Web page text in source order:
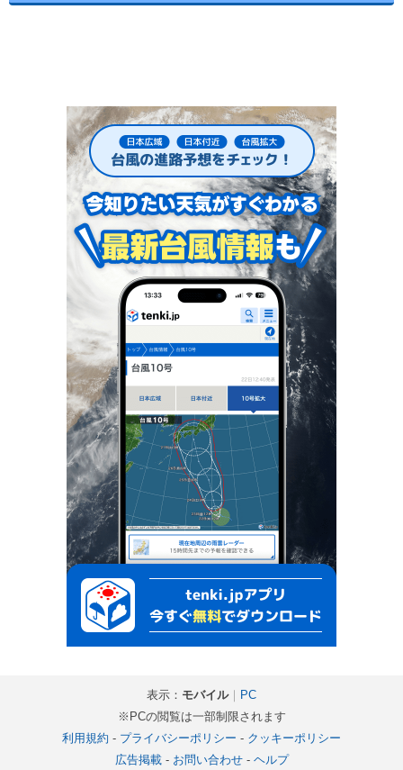
表示： モバイル｜ PC
※PCの閲覧は一部制限されます
利用規約 - プライバシーポリシー - クッキーポリシー
広告掲載- お問い合わせ- ヘルプ